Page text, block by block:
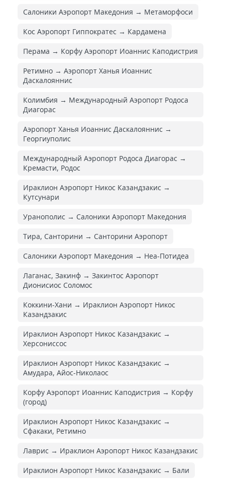
Салоники Аэропорт Македония → Метаморфоси
Кос Аэропорт Гиппократес → Кардамена
Перама → Корфу Аэропорт Иоаннис Каподистрия
Ретимно → Аэропорт Ханья Иоаннис
Даскалояннис
Колимбия → Международный Аэропорт Родоса
Диагорас
Аэропорт Ханья Иоаннис Даскалояннис →
Георгиуполис
Международный Аэропорт Родоса Диагорас →
Кремасти, Родос
Ираклион Аэропорт Никос Казандзакис →
Кутсунари
Уранополис → Салоники Аэропорт Македония
Тира, Санторини → Санторини Аэропорт
Салоники Аэропорт Македония → Неа-Потидеа
Лаганас, Закинф → Закинтос Аэропорт
Дионисиос Соломос
Коккини-Хани → Ираклион Аэропорт Никос
Казандзакис
Ираклион Аэропорт Никос Казандзакис →
Херсониссос
Ираклион Аэропорт Никос Казандзакис →
Амудара, Айос-Николаос
Корфу Аэропорт Иоаннис Каподистрия → Корфу
(город)
Ираклион Аэропорт Никос Казандзакис →
Сфакаки, Ретимно
Лаврис → Ираклион Аэропорт Никос Казандзакис
Ираклион Аэропорт Никос Казандзакис → Бали